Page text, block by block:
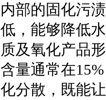
内部的固化污
低，能够降低
质及氧化产品
含量通常在
化分散，既能